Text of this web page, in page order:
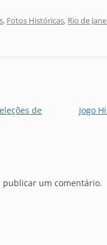
, Fotos Históricas, Rio de
de
Jogo
publicar um comentário.